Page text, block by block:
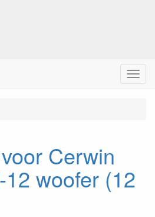
Menu
Cerwin
woofer (12